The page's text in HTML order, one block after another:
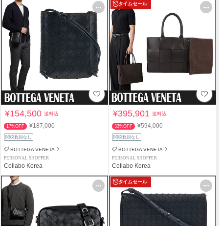
¥154,500送料込
17%OFF ¥187,000
関税負担なし
BOTTEGA VENETA
PERSONAL SHOPPER
Collabo Korea
タイムセール
¥395,901送料込
33%OFF ¥594,000
関税負担なし
BOTTEGA VENETA
PERSONAL SHOPPER
Collabo Korea
タイムセール